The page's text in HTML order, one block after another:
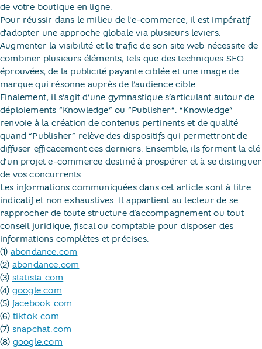
de votre boutique en ligne.
Pour réussir dans le milieu de l'e-commerce, il est impératif
d’adopter une approche globale via plusieurs leviers.
Augmenter la visibilité et le trafic de son site web nécessite de
combiner plusieurs éléments, tels que des techniques SEO
éprouvées, de la publicité payante ciblée et une image de
marque qui résonne auprès de l’audience cible.
Finalement, il s’agit d’une gymnastique s’articulant autour de
déploiements “Knowledge” ou “Publisher”. “Knowledge”
renvoie à la création de contenus pertinents et de qualité
quand “Publisher” relève des dispositifs qui permettront de
diffuser efficacement ces derniers. Ensemble, ils forment la clé
d’un projet e-commerce destiné à prospérer et à se distinguer
de vos concurrents.
Les informations communiquées dans cet article sont à titre
indicatif et non exhaustives. Il appartient au lecteur de se
rapprocher de toute structure d’accompagnement ou tout
conseil juridique, fiscal ou comptable pour disposer des
informations complètes et précises.
(1) abondance.com
(2) abondance.com
(3) statista.com
(4) google.com
(5) facebook.com
(6) tiktok.com
(7) snapchat.com
(8) google.com